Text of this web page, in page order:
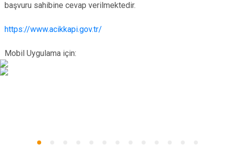
başvuru sahibine cevap verilmektedir.
https://www.acikkapi.gov.tr/
Mobil Uygulama için: